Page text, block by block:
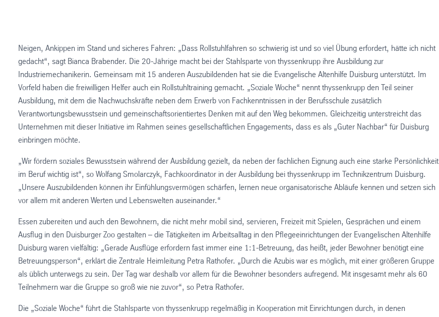
Neigen, Ankippen im Stand und sicheres Fahren: „Dass Rollstuhlfahren so schwierig ist und so viel Übung erfordert, hätte ich nicht
gedacht“, sagt Bianca Brabender. Die 20-Jährige macht bei der Stahlsparte von thyssenkrupp ihre Ausbildung zur
Industriemechanikerin. Gemeinsam mit 15 anderen Auszubildenden hat sie die Evangelische Altenhilfe Duisburg unterstützt. Im
Vorfeld haben die freiwilligen Helfer auch ein Rollstuhltraining gemacht. „Soziale Woche“ nennt thyssenkrupp den Teil seiner
Ausbildung, mit dem die Nachwuchskräfte neben dem Erwerb von Fachkenntnissen in der Berufsschule zusätzlich
Verantwortungsbewusstsein und gemeinschaftsorientiertes Denken mit auf den Weg bekommen. Gleichzeitig unterstreicht das
Unternehmen mit dieser Initiative im Rahmen seines gesellschaftlichen Engagements, dass es als „Guter Nachbar“ für Duisburg
einbringen möchte.
„Wir fördern soziales Bewusstsein während der Ausbildung gezielt, da neben der fachlichen Eignung auch eine starke Persönlichkeit
im Beruf wichtig ist“, so Wolfang Smolarczyk, Fachkoordinator in der Ausbildung bei thyssenkrupp im Technikzentrum Duisburg.
„Unsere Auszubildenden können ihr Einfühlungsvermögen schärfen, lernen neue organisatorische Abläufe kennen und setzen sich
vor allem mit anderen Werten und Lebenswelten auseinander.“
Essen zubereiten und auch den Bewohnern, die nicht mehr mobil sind, servieren, Freizeit mit Spielen, Gesprächen und einem
Ausflug in den Duisburger Zoo gestalten – die Tätigkeiten im Arbeitsalltag in den Pflegeeinrichtungen der Evangelischen Altenhilfe
Duisburg waren vielfältig: „Gerade Ausflüge erfordern fast immer eine 1:1-Betreuung, das heißt, jeder Bewohner benötigt eine
Betreuungsperson“, erklärt die Zentrale Heimleitung Petra Rathofer. „Durch die Azubis war es möglich, mit einer größeren Gruppe
als üblich unterwegs zu sein. Der Tag war deshalb vor allem für die Bewohner besonders aufregend. Mit insgesamt mehr als 60
Teilnehmern war die Gruppe so groß wie nie zuvor“, so Petra Rathofer.
Die „Soziale Woche“ führt die Stahlsparte von thyssenkrupp regelmäßig in Kooperation mit Einrichtungen durch, in denen